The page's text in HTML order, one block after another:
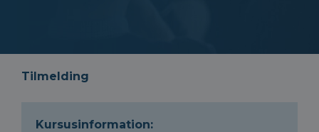
Tilmelding
Kursusinformation: